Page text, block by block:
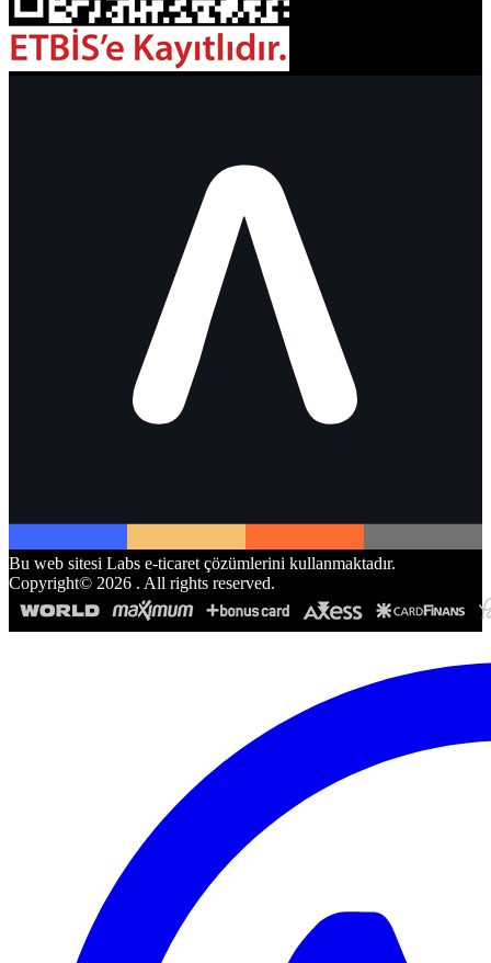
Bu web sitesi Labs e-ticaret çözümlerini kullanmaktadır.
Copyright© 2026 . All rights reserved.